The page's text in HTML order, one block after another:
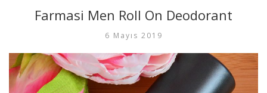
Farmasi Men Roll On Deodorant
6 Mayıs 2019